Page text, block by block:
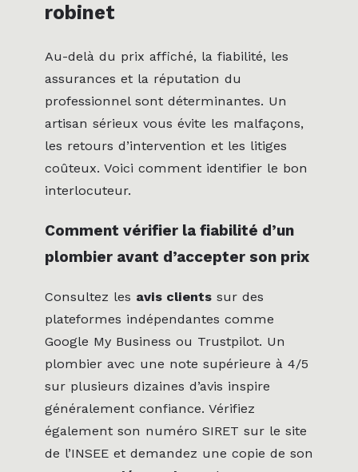
robinet
Au-delà du prix affiché, la fiabilité, les
assurances et la réputation du
professionnel sont déterminantes. Un
artisan sérieux vous évite les malfaçons,
les retours d’intervention et les litiges
coûteux. Voici comment identifier le bon
interlocuteur.
Comment vérifier la fiabilité d’un
plombier avant d’accepter son prix
Consultez les avis clients sur des
plateformes indépendantes comme
Google My Business ou Trustpilot. Un
plombier avec une note supérieure à 4/5
sur plusieurs dizaines d’avis inspire
généralement confiance. Vérifiez
également son numéro SIRET sur le site
de l’INSEE et demandez une copie de son